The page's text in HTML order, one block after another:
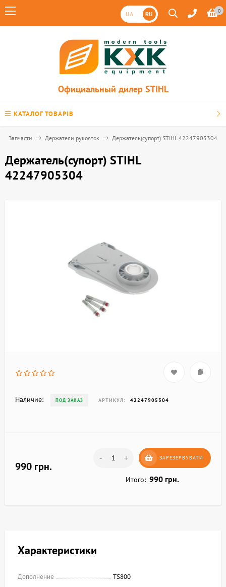
UA RU 0
Официальный дилер STIHL
КАТАЛОГ ТОВАРІВ
Запчасти Держатели рукояток Держатель(супорт) STIHL 42247905304
Держатель(супорт) STIHL
42247905304
Наличие: ПОД ЗАКАЗ АРТИКУЛ: 42247905304
990 грн.
- + ЗАРЕЗЕРВУВАТИ
Итого: 990 грн.
Характеристики
Дополнение TS800